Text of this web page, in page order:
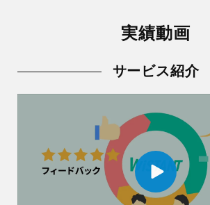
実績動画
サービス紹介